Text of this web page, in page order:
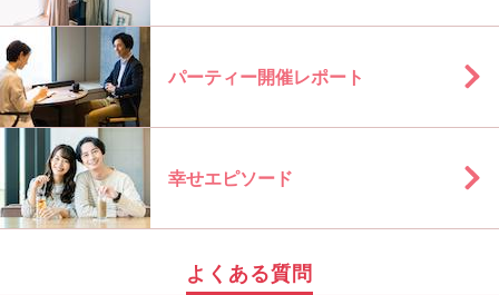
パーティー開催レポート
幸せエピソード
よくある質問